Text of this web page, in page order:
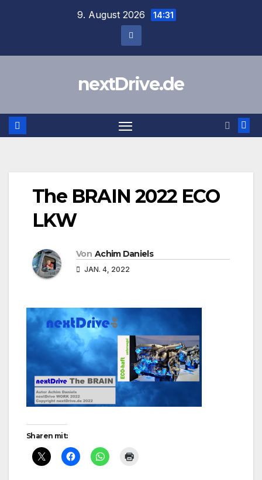
9. August 2026 14:31
nextDrive.de
The BRAIN 2022 ECO
LKW
Von Achim Daniels
JAN. 4, 2022
Sharen mit: